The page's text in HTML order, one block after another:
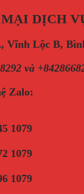
DỊCH
Vĩnh Lộc B,
và
Zalo:
1079
1079
1079